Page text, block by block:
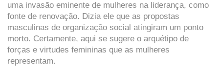
uma invasão eminente de mulheres na liderança, como
fonte de renovação. Dizia ele que as propostas
masculinas de organização social atingiram um ponto
morto. Certamente, aqui se sugere o arquétipo de
forças e virtudes femininas que as mulheres
representam.